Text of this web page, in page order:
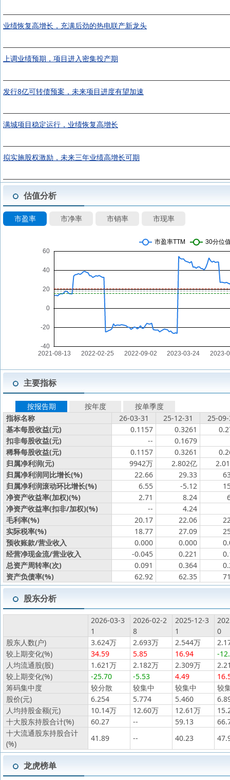
业绩恢复高增长，充满后劲的热电联产新龙头
上调业绩预期，项目进入密集投产期
发行8亿可转债预案，未来项目进度有望加速
满城项目稳定运行，业绩恢复高增长
拟实施股权激励，未来三年业绩高增长可期
估值分析
市盈率 市净率 市销率 市现率
主要指标
按报告期 按年度
按单季度
指标名称
26-03-31 25-12-31
25-
基本每股收益(元)
0.1157 0.3261
扣非每股收益(元)
--
0.1679
稀释每股收益(元)
0.1157 0.3261
归属净利润(元)
9942万 2.802亿
归属净利润同比增长(%)
22.66 29.33
归属净利润滚动环比增长(%)
6.55 -5.12
净资产收益率(加权)(%)
2.71 8.24
净资产收益率(扣非/加权)(%)
--
4.24
毛利率(%)
20.17 22.06
实际税率(%)
18.77 27.09
预收账款/营业收入
0.000 0.000
经营净现金流/营业收入
-0.045 0.221
总资产周转率(次)
0.091 0.364
资产负债率(%)
62.92 62.35
股东分析
2026-03-3
1
2026-02-2
8
2025-12-3
1
0
股东人数(户)
3.624万 2.693万 2.544万
较上期变化(%)
34.59 5.85 16.94
-
人均流通股(股)
1.621万 2.182万 2.309万
较上期变化(%)
-25.70 -5.53 4.49
筹码集中度
较分散 较集中 较集中
较
股价(元)
6.254 5.774 5.460
人均持股金额(元)
10.14万 12.60万 12.61万
十大股东持股合计(%)
60.27 -- 59.13
十大流通股东持股合计
(%)
41.89 -- 40.23
龙虎榜单